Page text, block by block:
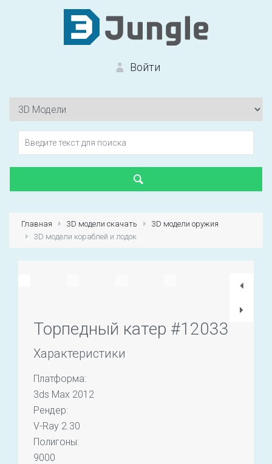
Войти
Первый раз?
Главная 3D модели скачать
3D модели оружия
3D модели кораблей и лодок
Торпедный катер #12033
Характеристики
Платформа:
3ds Max 2012
Рендер:
V-Ray 2.30
Полигоны:
9000